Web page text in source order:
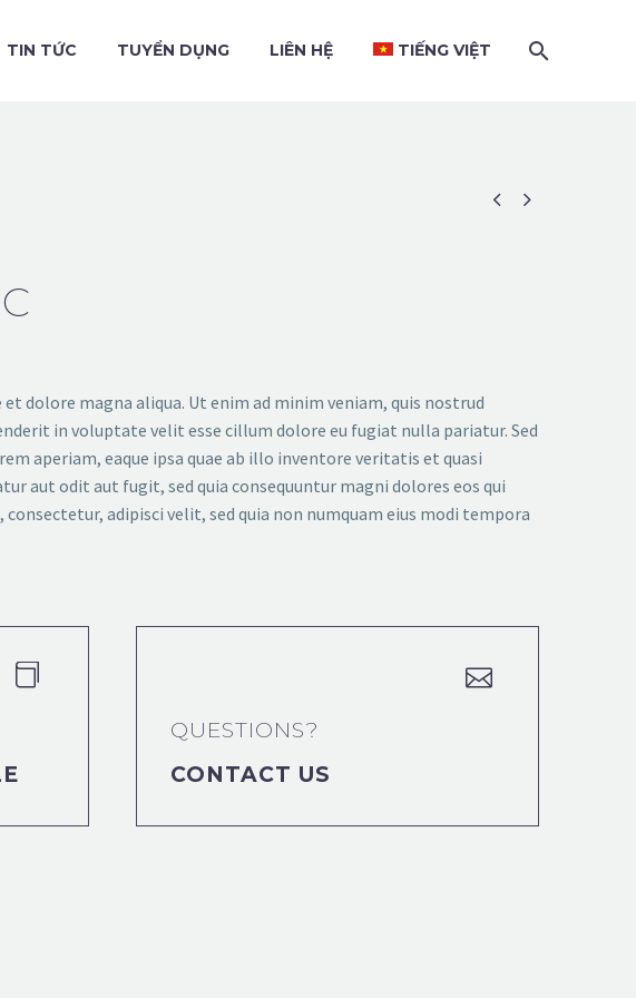
TIN TỨC TUYỂN DỤNG LIÊN HỆ TIẾNG VIỆT
 
dolore magna aliqua. Ut enim ad minim veniam, quis nostrud
in voluptate velit esse cillum dolore eu fugiat nulla pariatur. Sed
aperiam, eaque ipsa quae ab illo inventore veritatis et quasi
aut odit aut fugit, sed quia consequuntur magni dolores eos qui
adipisci velit, sed quia non numquam eius modi tempora

 

QUESTIONS?
CONTACT US